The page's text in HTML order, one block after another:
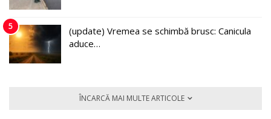
5
(update) Vremea se schimbă brusc: Canicula
aduce…
ÎNCARCĂ MAI MULTE ARTICOLE